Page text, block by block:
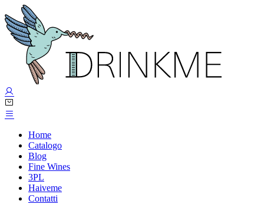
Home
Catalogo
Blog
Fine Wines
3PL
Haiveme
Contatti